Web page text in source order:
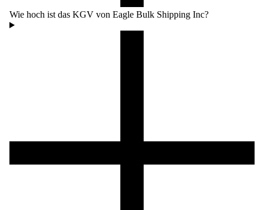
Wie hoch ist das KGV von Eagle Bulk Shipping Inc?